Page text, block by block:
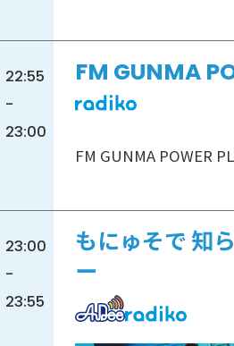
22:55
-
23:00
FM GUNMA
FM GUNMA POWER
23:00
-
23:55
もにゅそで 知
ー